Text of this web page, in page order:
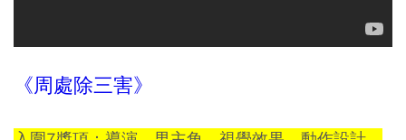
《周處除三害》